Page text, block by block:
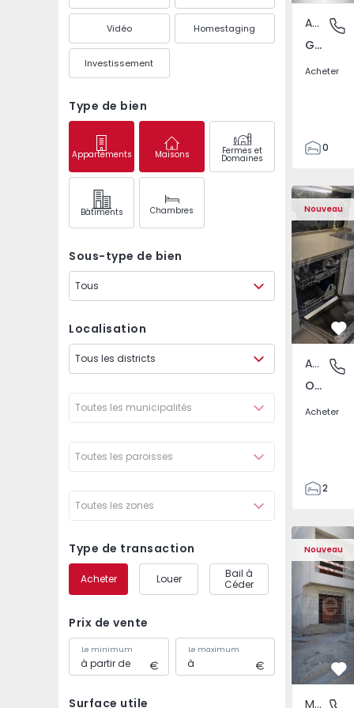
Vidéo Homestaging
Investissement
Type de bien
Appartements Maisons Fermes et
Domaines
Bâtiments Chambres
Sous-type de bien
Tous
Localisation
Tous les districts
Toutes les municipalités
Toutes les paroisses
Toutes les zones
Type de transaction
Acheter Louer
Bail à
Céder
Prix de vente
Le minimum Le maximum
Surface utile
Gandra,
Appartement
Gandra, Porto
Acheter
0
3
Nouveau
Appartement T2
Appartement
Odivelas, Lisboa
Acheter
2
70
82
1
2
Nouveau
Maison Jumelée T3
Maison
Maison Jumelée